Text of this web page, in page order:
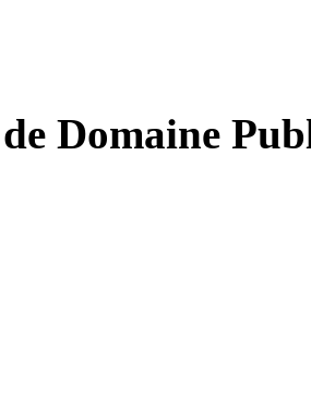
Domaine